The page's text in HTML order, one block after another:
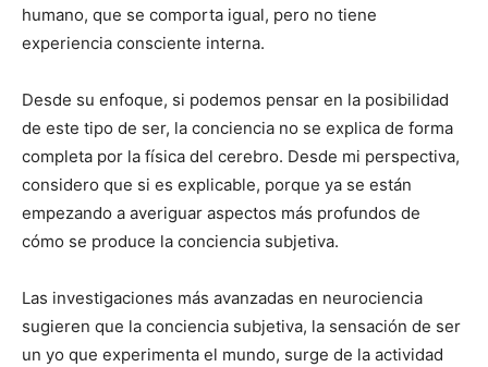
humano, que se comporta igual, pero no tiene
experiencia consciente interna.
Desde su enfoque, si podemos pensar en la posibilidad
de este tipo de ser, la conciencia no se explica de forma
completa por la física del cerebro. Desde mi perspectiva,
considero que si es explicable, porque ya se están
empezando a averiguar aspectos más profundos de
cómo se produce la conciencia subjetiva.
Las investigaciones más avanzadas en neurociencia
sugieren que la conciencia subjetiva, la sensación de ser
un yo que experimenta el mundo, surge de la actividad